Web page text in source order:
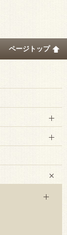
ページトップ